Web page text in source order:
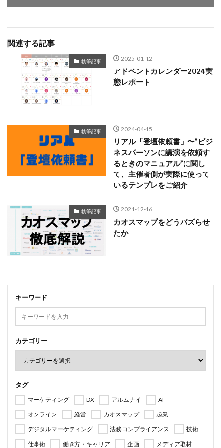
関連する記事
執筆記事 2025-01-12
アドベントカレンダー2024実
態レポート
執筆記事 2024-04-15
リアル「登壇依頼書」〜”ビジ
ネスパーソンに講演を依頼す
るときのマニュアル”に関し
て、主催者側が実際に使って
いるテンプレをご紹介
執筆記事 2021-12-16
カオスマップをどうバズらせ
たか
キーワード
カテゴリー
タグ
マーケティング DX アルムナイ
AI
オンライン
経営 カオスマップ
起業
デジタルマーケティング
法務コンプライアンス
技術
仕事術
働き方・キャリア 企画
メディア取材